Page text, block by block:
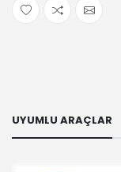
UYUMLU ARAÇLAR